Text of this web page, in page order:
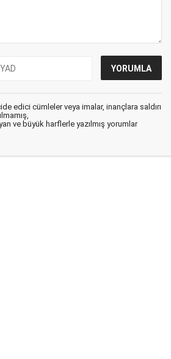
edici cümleler veya imalar, inançlara saldırı
ve büyük harflerle yazılmış yorumlar